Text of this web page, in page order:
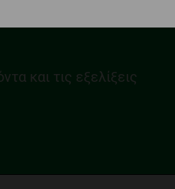
και τις εξελίξεις